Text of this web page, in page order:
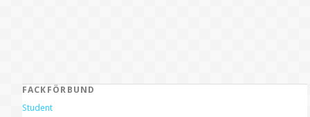
FACKFÖRBUND
Student